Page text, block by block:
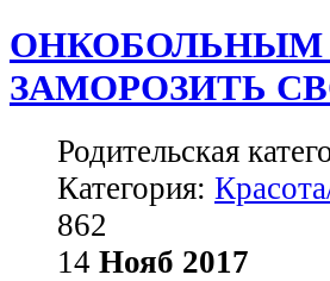
ОНКОБОЛЬНЫМ
ЗАМОРОЗИТЬ
Родительская
Категория:
862
14 Нояб 2017